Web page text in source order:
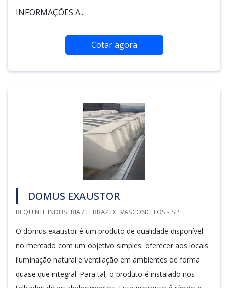
INFORMAÇÕES A...
Cotar agora
DOMUS EXAUSTOR
REQUINTE INDUSTRIA / FERRAZ DE VASCONCELOS - SP
O domus exaustor é um produto de qualidade disponível
no mercado com um objetivo simples: oferecer aos locais
iluminação natural e ventilação em ambientes de forma
quase que integral. Para tal, o produto é instalado nos